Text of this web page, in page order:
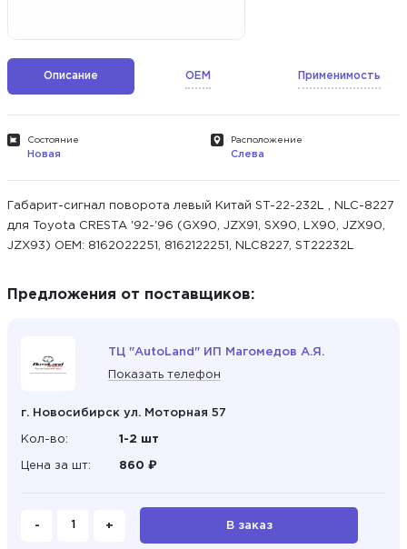
Описание OEM Применимость
Состояние
Новая
Расположение
Слева
Габарит-сигнал поворота левый Китай ST-22-232L , NLC-8227
для Toyota CRESTA '92-'96 (GX90, JZX91, SX90, LX90, JZX90,
JZX93) ОЕМ: 8162022251, 8162122251, NLC8227, ST22232L
Предложения от поставщиков:
ТЦ "AutoLand" ИП Магомедов А.Я.
Показать телефон
г. Новосибирск ул. Моторная 57
Кол-во: 1-2 шт
Цена за шт: 860 ₽
- + В заказ